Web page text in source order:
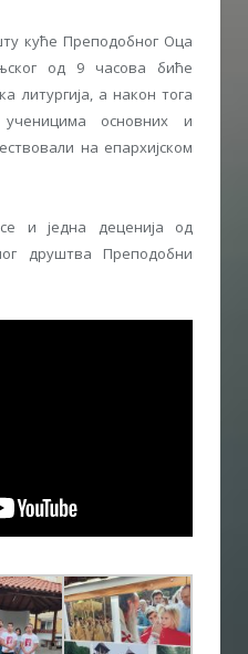
куће Преподобног Оца
од 9 часова биће
литургија, а након тога
основних и
на епархијском
и једна деценија од
друштва Преподобни